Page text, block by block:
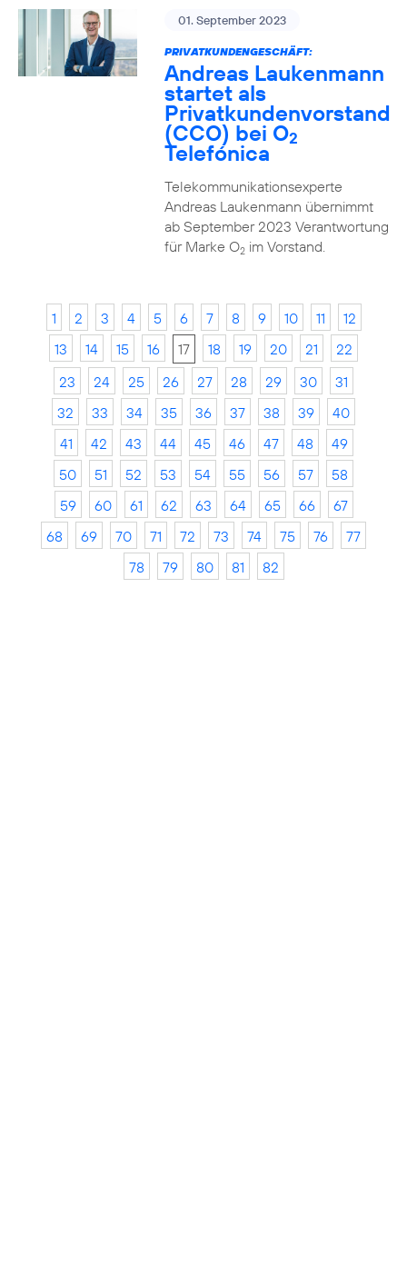
01. September 2023
PRIVATKUNDENGESCHÄFT:
Andreas Laukenmann
startet als
Privatkundenvorstand
(CCO) bei O2
Telefónica
Telekommunikationsexperte
Andreas Laukenmann übernimmt
ab September 2023 Verantwortung
für Marke O2im Vorstand.
1 2 3 4 5 6 7 8 9 10 11
12
13
14 15 16 17 18 19 20 21
22
23
24 25 26 27 28 29 30
31
32
33 34 35 36 37 38 39
40
41
42 43 44 45 46 47 48
49
50
51 52 53 54 55 56 57
58
59
60 61 62 63 64 65 66
67
68
69 70 71 72 73 74 75 76
77
78
79 80 81 82